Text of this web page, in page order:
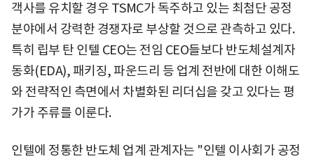
객사를 유치할 경우 TSMC가 독주하고 있는 최첨단 공정
분야에서 강력한 경쟁자로 부상할 것으로 관측하고 있다.
특히 립부 탄 인텔 CEO는 전임 CEO들보다 반도체설계자
동화(EDA), 패키징, 파운드리 등 업계 전반에 대한 이해도
와 전략적인 측면에서 차별화된 리더십을 갖고 있다는 평
가가 주류를 이룬다.
인텔에 정통한 반도체 업계 관계자는 "인텔 이사회가 공정